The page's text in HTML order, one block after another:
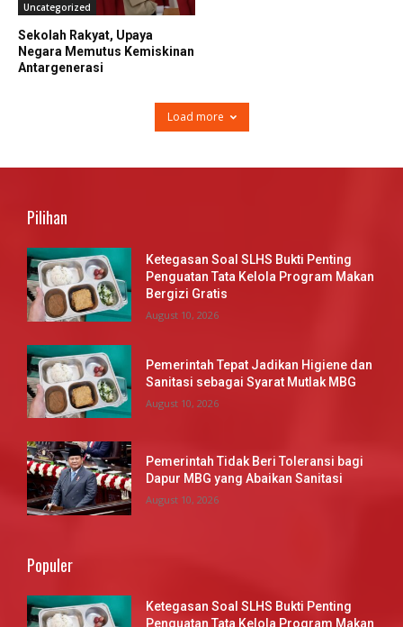
Uncategorized
Sekolah Rakyat, Upaya
Negara Memutus Kemiskinan
Antargenerasi
Load more
Pilihan
Ketegasan Soal SLHS Bukti Penting
Penguatan Tata Kelola Program Makan
Bergizi Gratis
August 10, 2026
Pemerintah Tepat Jadikan Higiene dan
Sanitasi sebagai Syarat Mutlak MBG
August 10, 2026
Pemerintah Tidak Beri Toleransi bagi
Dapur MBG yang Abaikan Sanitasi
August 10, 2026
Populer
Ketegasan Soal SLHS Bukti Penting
Penguatan Tata Kelola Program Makan